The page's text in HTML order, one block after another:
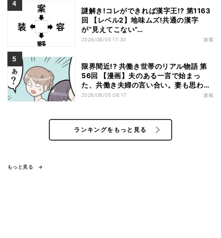
謎解き!コレができれば漢字王!? 第1163
回 【レベル2】地味ムズ!共通の漢字
が“見えてこない”…
2026/08/05 11:30 連載
限界間近!? 共働き世帯のリアル物語 第
56回 【漫画】夫のある一言で始まっ
た、共働き夫婦の言い合い。妻も思わ
ず…
2026/08/05 08:17 連載
ランキングをもっと見る
もっと見る